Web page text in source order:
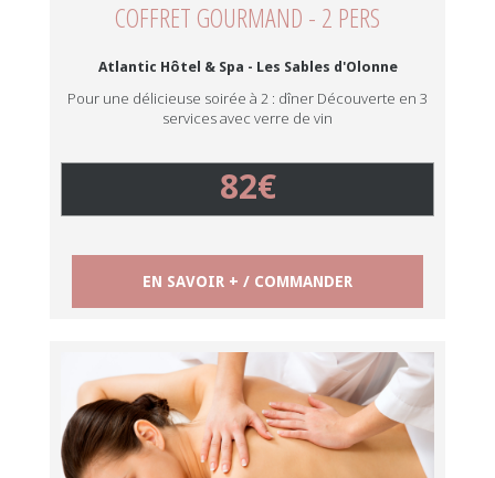
COFFRET GOURMAND - 2 PERS
Atlantic Hôtel & Spa - Les Sables d'Olonne
Pour une délicieuse soirée à 2 : dîner Découverte en 3
services avec verre de vin
82€
EN SAVOIR + / COMMANDER